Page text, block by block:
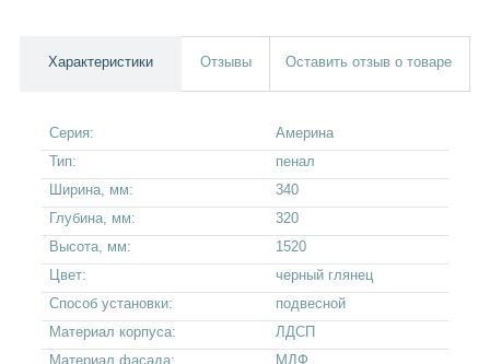
Характеристики Отзывы Оставить отзыв о товаре
Серия:
Америна
Тип:
пенал
Ширина, мм:
340
Глубина, мм:
320
Высота, мм:
1520
Цвет:
черный глянец
Способ установки:
подвесной
Материал корпуса:
ЛДСП
Материал фасада:
МДФ